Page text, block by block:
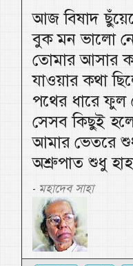
আজ বিষাদ
বুক মন ভালো
তোমার আসার
যাওয়ার কথা
পথের ধারে ফুল
সেসব কিছুই
আমার ভেতরে
অশ্রুপাত শুধু
- মহাদেব সাহা